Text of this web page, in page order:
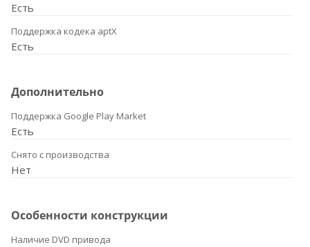
Есть
Поддержка кодека aptX
Есть
Дополнительно
Поддержка Google Play Market
Есть
Снято с производства
Нет
Особенности конструкции
Наличие DVD привода